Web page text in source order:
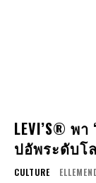
LEVI’S® พา
ปอัพระดับโ
CULTURE